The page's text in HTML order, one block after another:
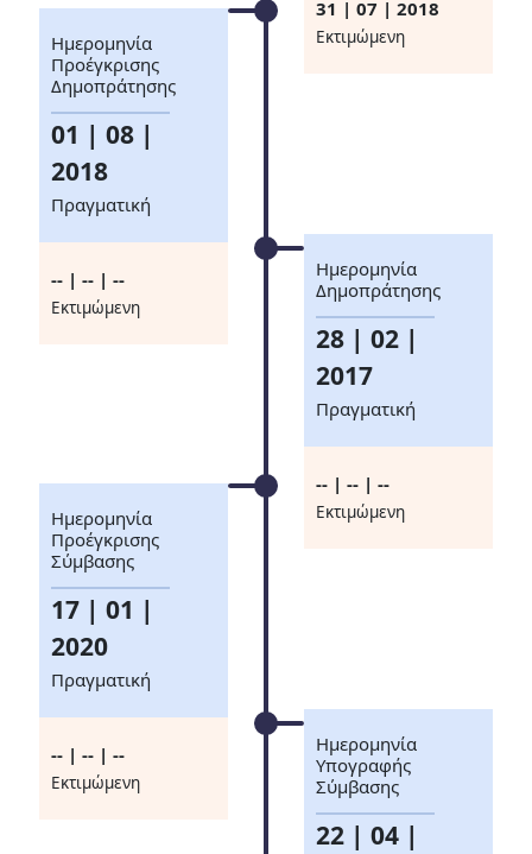
31 | 07 | 2018
Eκτιμώμενη
Ημερομηνία
Προέγκρισης
Δημοπράτησης
01 | 08 |
2018
Πραγματική
-- | -- | --
Eκτιμώμενη
Ημερομηνία
Δημοπράτησης
28 | 02 |
2017
Πραγματική
-- | -- | --
Eκτιμώμενη
Ημερομηνία
Προέγκρισης
Σύμβασης
17 | 01 |
2020
Πραγματική
-- | -- | --
Eκτιμώμενη
Ημερομηνία
Υπογραφής
Σύμβασης
22 | 04 |